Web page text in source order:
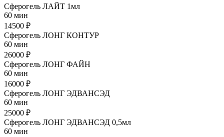
Сферогель ЛАЙТ 1мл
60 мин
14500 ₽
Сферогель ЛОНГ КОНТУР
60 мин
26000 ₽
Сферогель ЛОНГ ФАЙН
60 мин
16000 ₽
Сферогель ЛОНГ ЭДВАНСЭД
60 мин
25000 ₽
Сферогель ЛОНГ ЭДВАНСЭД 0,5мл
60 мин